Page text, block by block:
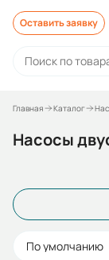
Оставить заявку
Главная Каталог
Насосы
По умолчанию